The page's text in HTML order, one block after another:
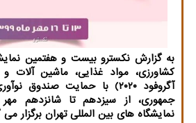
به گزارش نكسترو بیست و هفتمین
كشاورزی، مواد غذایی، ماشین آلات و
آگروفود ۲۰۲۰) با حمایت
جمهوری، از سیزدهم تا شانزدهم
نمایشگاه های بین المللی تهران برگزار می